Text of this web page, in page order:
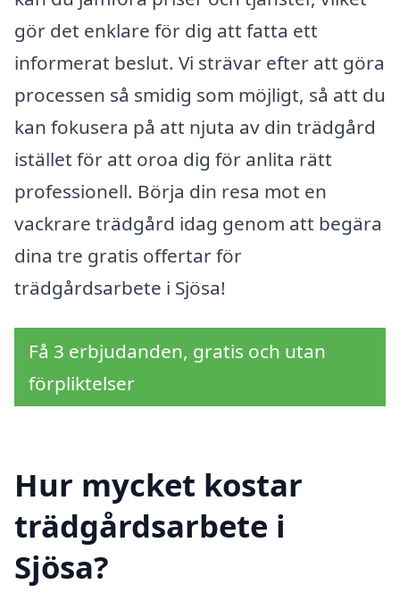
gör det enklare för dig att fatta ett
informerat beslut. Vi strävar efter att göra
processen så smidig som möjligt, så att du
kan fokusera på att njuta av din trädgård
istället för att oroa dig för anlita rätt
professionell. Börja din resa mot en
vackrare trädgård idag genom att begära
dina tre gratis offertar för
trädgårdsarbete i Sjösa!
Få 3 erbjudanden, gratis och utan
förpliktelser
Hur mycket kostar
trädgårdsarbete i
Sjösa?